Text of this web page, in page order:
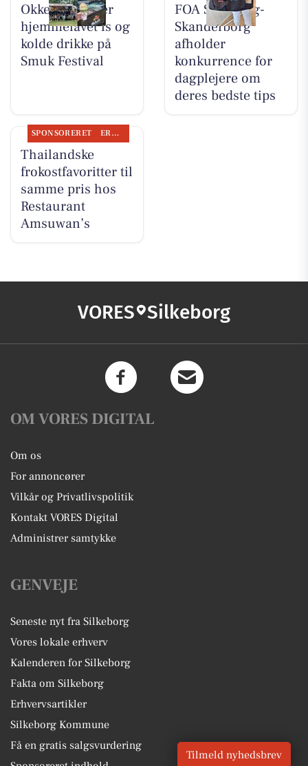
Okkels serverer
hjemmelavet is og
kolde drikke på
Smuk Festival
FOA Silkeborg-
Skanderborg
afholder
konkurrence for
dagplejere om
deres bedste tips
SPONSORERET ERHVERV
Thailandske
frokostfavoritter til
samme pris hos
Restaurant
Amsuwan’s
VORES Silkeborg
OM VORES DIGITAL
Om os
For annoncører
Vilkår og Privatlivspolitik
Kontakt VORES Digital
Administrer samtykke
GENVEJE
Seneste nyt fra Silkeborg
Vores lokale erhverv
Kalenderen for Silkeborg
Fakta om Silkeborg
Erhvervsartikler
Silkeborg Kommune
Få en gratis salgsvurdering
Tilmeld nyhedsbrev